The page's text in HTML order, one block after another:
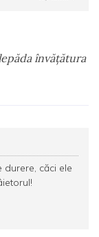
învăţătura
căci ele